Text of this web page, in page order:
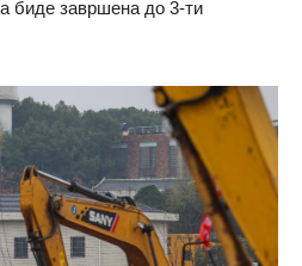
биде завршена до 3-ти